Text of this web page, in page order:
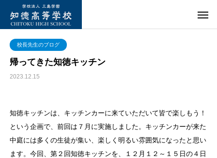
校長先生のブログ
帰ってきた知徳キッチン
2023.12.15
知徳キッチンは、キッチンカーに来ていただいて皆で楽しもう！
という企画で、前回は７月に実施しました。キッチンカーが来た
中庭には多くの生徒が集い、楽しく明るい雰囲気になったと思い
ます。今回、第２回知徳キッチンを、１２月１２～１５日の４日